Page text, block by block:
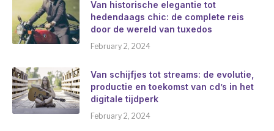
Van historische elegantie tot
hedendaags chic: de complete reis
door de wereld van tuxedos
February 2, 2024
Van schijfjes tot streams: de evolutie,
productie en toekomst van cd’s in het
digitale tijdperk
February 2, 2024